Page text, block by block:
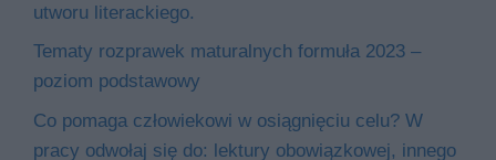
utworu literackiego.
Tematy rozprawek maturalnych formuła 2023 –
poziom podstawowy
Co pomaga człowiekowi w osiągnięciu celu? W
pracy odwołaj się do: lektury obowiązkowej, innego